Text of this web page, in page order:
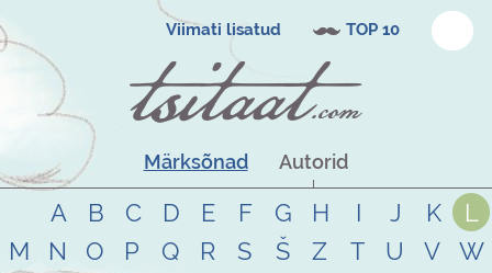
Viimati lisatud TOP 10
Märksõnad Autorid
A B C D E F G H I J K
L
M
N O P Q R S Š Z T U V
W